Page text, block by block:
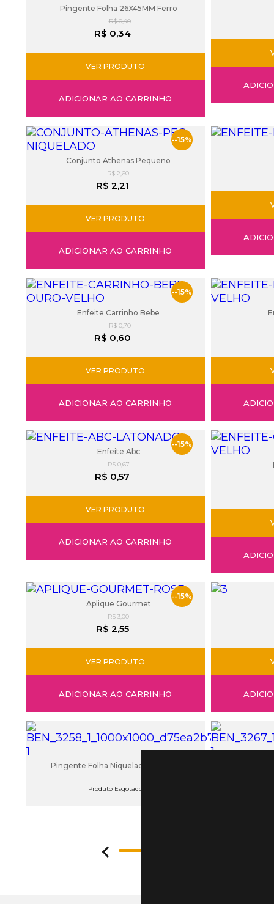
Pingente Folha 26X45MM Ferro
R$ 0,40
R$ 0,34
VER PRODUTO
ADICIONAR AO CARRINHO
--15%
Conjunto Athenas Pequeno
R$ 2,60
R$ 2,21
VER PRODUTO
ADICIONAR AO CARRINHO
--15%
Enfeite Carrinho Bebe
R$ 0,70
R$ 0,60
VER PRODUTO
ADICIONAR AO CARRINHO
--15%
Enfeite Abc
R$ 0,67
R$ 0,57
VER PRODUTO
ADICIONAR AO CARRINHO
--15%
Aplique Gourmet
R$ 3,00
R$ 2,55
VER PRODUTO
ADICIONAR AO CARRINHO
Pingente Folha Niquelado (Unidade)
Produto Esgotado
1